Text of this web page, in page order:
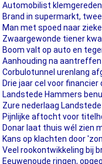
Automobilist
Brand in supermarkt,
Man met spoed naar
Zwaargewonde tiener
Boom valt op auto en
Aanhouding na
Corbulotunnel urenlang
Drie jaar cel voor financier
Landstede Hammers
Zure nederlaag
Pijnlijke aftocht voor
Donar laat thuis wél zien
Kans op klachten door
Veel rookontwikkeling bij
Eeuwenoude ringen,